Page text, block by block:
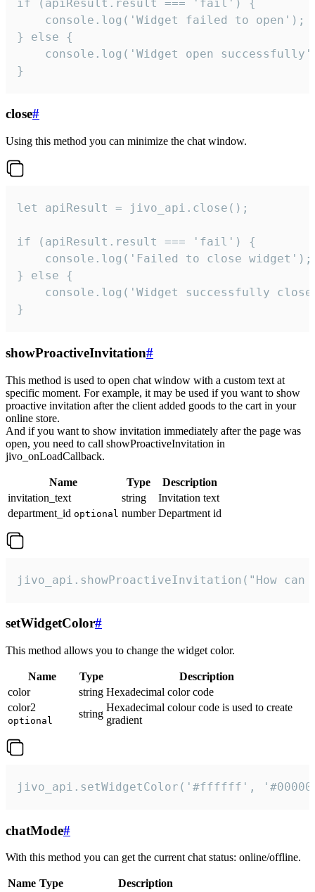
if (apiResult.result === 'fail') {
    console.log('Widget failed to open');
} else {
console.log('Widget open
}
close#
Using this method you can minimize the chat window.
let apiResult = jivo_api.close();
if (apiResult.result === 'fail') {
    console.log('Failed to close widget');
} else {
console.log('Widget successfully
}
showProactiveInvitation#
This method is used to open chat window with a custom text at
specific moment. For example, it may be used if you want to show
proactive invitation after the client added goods to the cart in your
online store.
And if you want to show invitation immediately after the page was
open, you need to call showProactiveInvitation in
jivo_onLoadCallback.
Name Type
Description
invitation_text
string
Invitation text
department_id optional number Department id
jivo_api.showProactiveInvitation("How
setWidgetColor#
This method allows you to change the widget color.
Name Type
Description
color
string Hexadecimal color code
color2
optional
string
Hexadecimal colour code is used to create
gradient
jivo_api.setWidgetColor('#ffffff',
chatMode#
With this method you can get the current chat status: online/offline.
Name Type
Description